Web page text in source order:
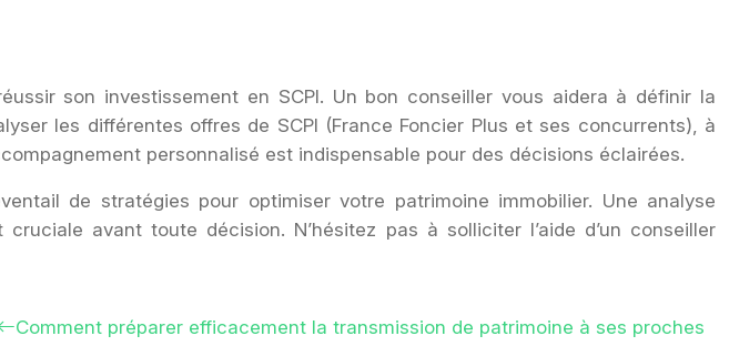
son investissement en SCPI. Un bon conseiller vous aidera à définir la
les différentes offres de SCPI (France Foncier Plus et ses concurrents), à
personnalisé est indispensable pour des décisions éclairées.
de stratégies pour optimiser votre patrimoine immobilier. Une analyse
avant toute décision. N’hésitez pas à solliciter l’aide d’un conseiller
Comment préparer efficacement la transmission de patrimoine à ses proches